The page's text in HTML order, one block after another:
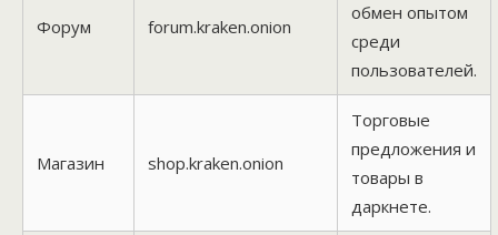
Форум forum.kraken.onion
обмен опытом
среди
пользователей.
Магазин shop.kraken.onion
Торговые
предложения и
товары в
даркнете.